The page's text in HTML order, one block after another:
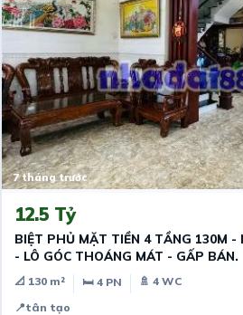
7 tháng trước
12.5 Tỷ
BIỆT PHỦ MẶT TIỀN 4 TẦNG 130M -
- LÔ GÓC THOÁNG MÁT - GẤP BÁN.
📐 130 m² 🛏 4 PN
🚿 4 WC
📍tân tạo